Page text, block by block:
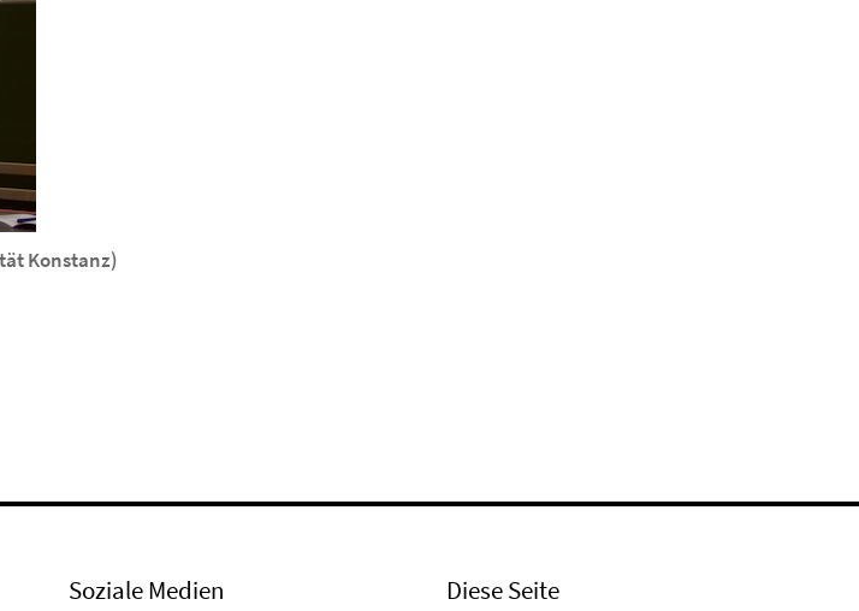
Konstanz)
Soziale Medien Diese Seite